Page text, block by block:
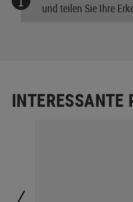
und teilen Sie Ihre
INTERESSANTE